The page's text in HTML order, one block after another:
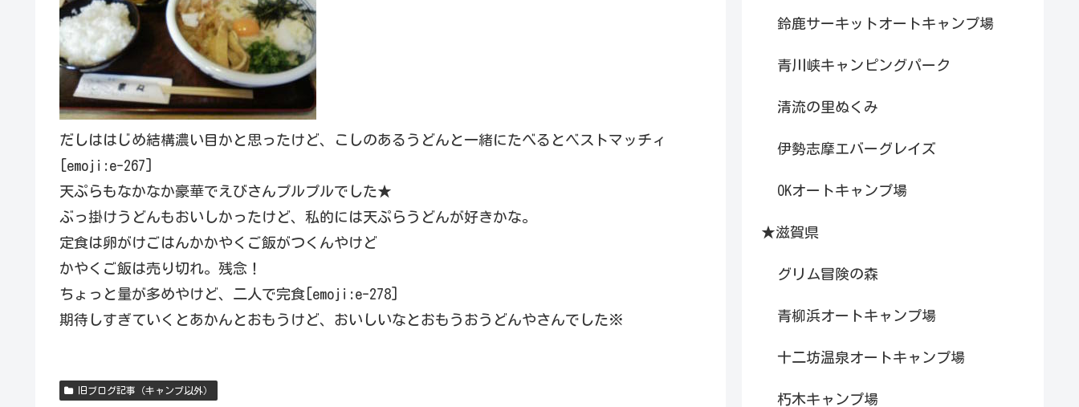
だしははじめ結構濃い目かと思ったけど、こしのあるうどんと一緒にたべるとベストマッチィ
[emoji:e-267]
天ぷらもなかなか豪華でえびさんプルプルでした★
ぶっ掛けうどんもおいしかったけど、私的には天ぷらうどんが好きかな。
定食は卵がけごはんかかやくご飯がつくんやけど
かやくご飯は売り切れ。残念！
ちょっと量が多めやけど、二人で完食[emoji:e-278]
期待しすぎていくとあかんとおもうけど、おいしいなとおもうおうどんやさんでした※
旧ブログ記事（キャンプ以外）
鈴鹿サーキットオートキャンプ場
青川峡キャンピングパーク
清流の里ぬくみ
伊勢志摩エバーグレイズ
OKオートキャンプ場
★滋賀県
グリム冒険の森
青柳浜オートキャンプ場
十二坊温泉オートキャンプ場
朽木キャンプ場